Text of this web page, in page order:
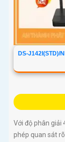
DS-J142I(STD)/
Với độ phân giải
phép quan sát